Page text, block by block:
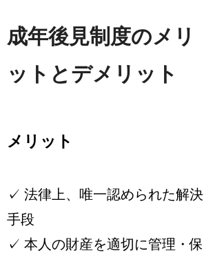
成年後見制度のメリ
ットとデメリット
メリット
✓ 法律上、唯一認められた解決
手段
✓ 本人の財産を適切に管理・保